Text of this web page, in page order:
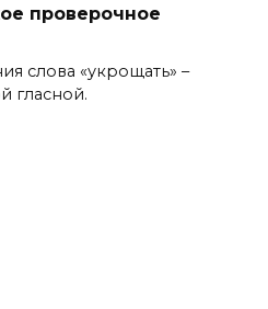
проверочное
слова «укрощать» –
гласной.